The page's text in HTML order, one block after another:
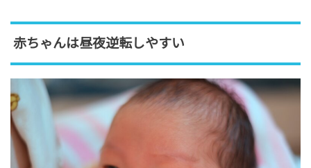
赤ちゃんは昼夜逆転しやすい